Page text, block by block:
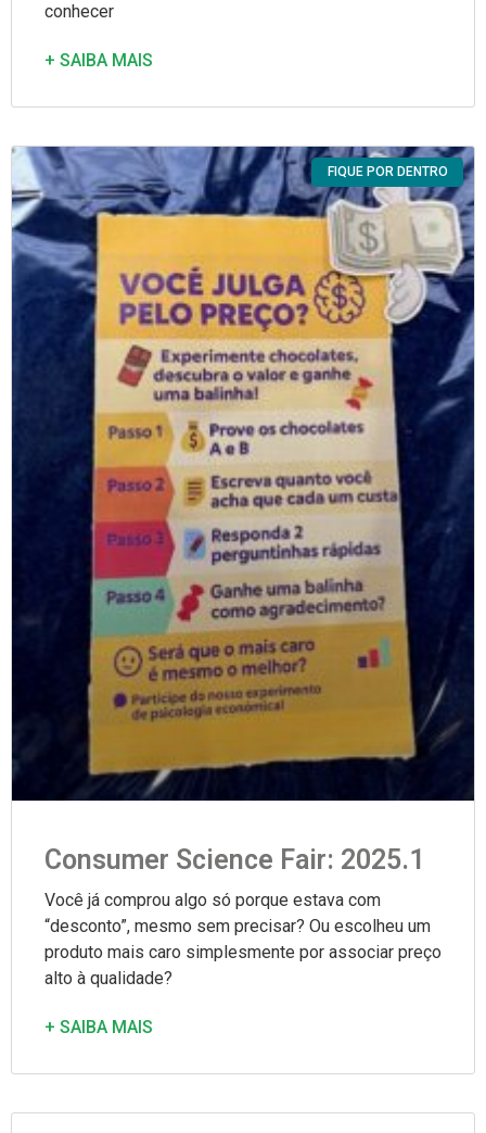
conhecer
+ SAIBA MAIS
FIQUE POR DENTRO
Consumer Science Fair: 2025.1
Você já comprou algo só porque estava com
“desconto”, mesmo sem precisar? Ou escolheu um
produto mais caro simplesmente por associar preço
alto à qualidade?
+ SAIBA MAIS